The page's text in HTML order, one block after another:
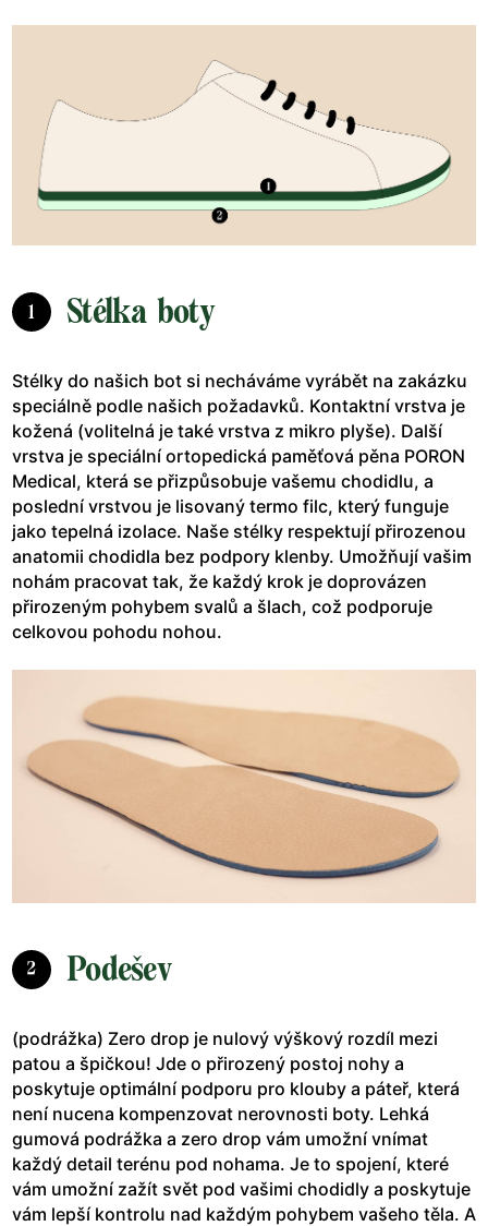
1 Stélka boty
Stélky do našich bot si necháváme vyrábět na zakázku
speciálně podle našich požadavků. Kontaktní vrstva je
kožená (volitelná je také vrstva z mikro plyše). Další
vrstva je speciální ortopedická paměťová pěna PORON
Medical, která se přizpůsobuje vašemu chodidlu, a
poslední vrstvou je lisovaný termo filc, který funguje
jako tepelná izolace. Naše stélky respektují přirozenou
anatomii chodidla bez podpory klenby. Umožňují vašim
nohám pracovat tak, že každý krok je doprovázen
přirozeným pohybem svalů a šlach, což podporuje
celkovou pohodu nohou.
2 Podešev
(podrážka) Zero drop je nulový výškový rozdíl mezi
patou a špičkou! Jde o přirozený postoj nohy a
poskytuje optimální podporu pro klouby a páteř, která
není nucena kompenzovat nerovnosti boty. Lehká
gumová podrážka a zero drop vám umožní vnímat
každý detail terénu pod nohama. Je to spojení, které
vám umožní zažít svět pod vašimi chodidly a poskytuje
vám lepší kontrolu nad každým pohybem vašeho těla. A